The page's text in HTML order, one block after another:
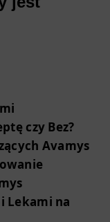
czy Bez?
Avamys
Lekami na